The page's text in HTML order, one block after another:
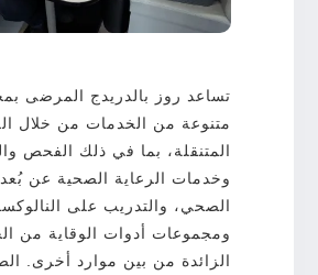
تساعد روز بالدريدج المرضى
متنوعة من الخدمات من خلال
المتنقلة، بما في ذلك الفحص
وخدمات الرعاية الصحية عن
الصحي، والتدريب على
ومجموعات أدوات الوقاية من
الزائدة من بين موارد أخرى.